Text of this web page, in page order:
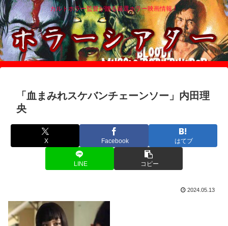
カルトホラー監督が贈る厳選ホラー映画情報！
「血まみれスケバンチェーンソー」内田理
央
X Facebook はてブ
LINE コピー
2024.05.13